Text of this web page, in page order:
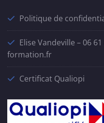
Politique de
Elise Vandeville – 06
formation.fr
Certificat Qualiopi